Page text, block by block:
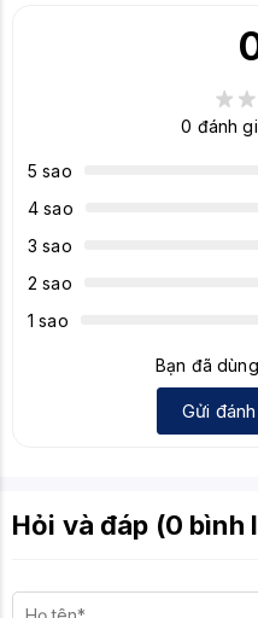
0 đánh
5 sao
4 sao
3 sao
2 sao
1 sao
Bạn đã
Gửi
Hỏi và đáp (0 bình